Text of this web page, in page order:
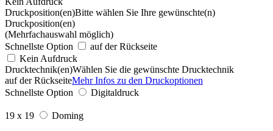
Druckposition(en)Bitte wählen Sie Ihre gewünschte(n)
Druckposition(en)
(Mehrfachauswahl möglich)
Schnellste Option
auf der Rückseite
Kein Aufdruck
Drucktechnik(en)Wählen Sie die gewünschte Drucktechnik
auf der RückseiteMehr Infos zu den Druckoptionen
Schnellste Option
Digitaldruck
19 x 19 Doming